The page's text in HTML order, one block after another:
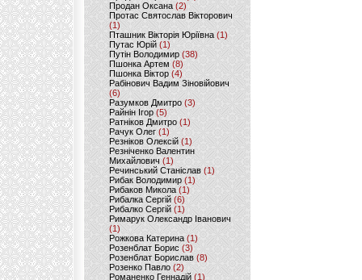
Продан Оксана (2)
Протас Святослав Вікторович
(1)
Пташник Вікторія Юріївна (1)
Путас Юрій (1)
Путін Володимир(38)
Пшонка Артем (8)
Пшонка Віктор(4)
Рабінович Вадим Зіновійович
(6)
Разумков Дмитро (3)
Райнін Ігор(5)
Ратніков Дмитро (1)
Рачук Олег (1)
Резніков Олексій(1)
Резніченко Валентин
Михайлович (1)
Речинський Станіслав (1)
Рибак Володимир(1)
Рибаков Микола(1)
Рибалка Сергій (6)
Рибалко Сергій (1)
Римарук Олександр Іванович
(1)
Рожкова Катерина(1)
Розенблат Борис (3)
Розенблат Борислав (8)
Розенко Павло (2)
Романенко Геннадій (1)